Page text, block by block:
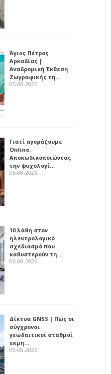
Άγιος Πέτρος
Αρκαδίας |
Αναδρομική Έκθεση
Ζωγραφικής τη…
05-08-2026
Γιατί αγοράζουμε
Online;
Αποκωδικοποιώντας
την ψυχολογί…
05-08-2026
10 λάθη στον
ηλεκτρολογικό
σχεδιασμό που
καθυστερούν τη…
05-08-2026
Δίκτυα GNSS | Πώς οι
σύγχρονοι
γεωδαιτικοί σταθμοί
εκμη…
05-08-2026